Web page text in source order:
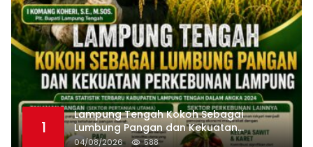
1
Lampung Tengah Kokoh Sebagai
Lumbung Pangan dan Kekuatan
Perkebunan Lampung, Komang Koheri:
04/08/2026 588